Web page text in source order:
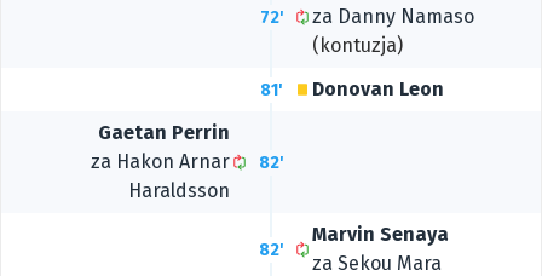
72'
za Danny Namaso
(kontuzja)
81'
Donovan Leon
Gaetan Perrin
za Hakon Arnar
Haraldsson
82'
82'
Marvin Senaya
za Sekou Mara